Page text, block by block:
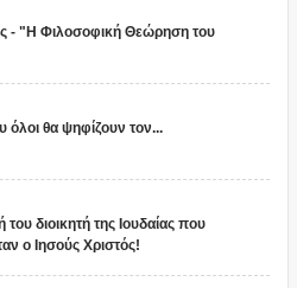
- "Η Φιλοσοφική Θεώρηση του
όλοι θα ψηφίζουν τον...
διοικητή της Ιουδαίας που
ο Ιησούς Χριστός!